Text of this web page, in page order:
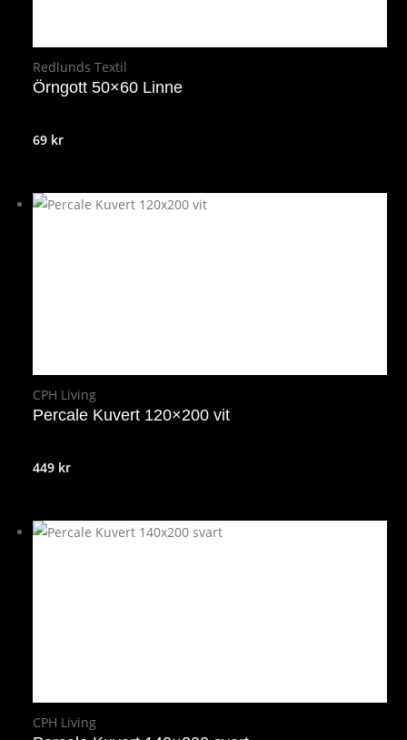
Redlunds Textil
Örngott 50×60 Linne
69 kr
CPH Living
Percale Kuvert 120×200 vit
449 kr
CPH Living